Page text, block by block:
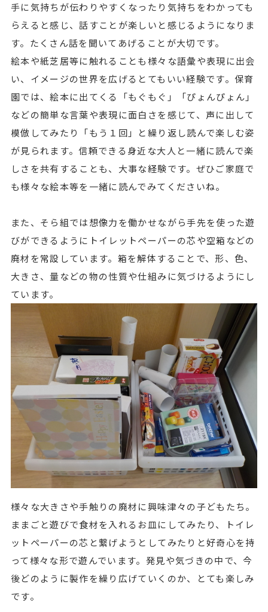
手に気持ちが伝わりやすくなったり気持ちをわかっても
らえると感じ、話すことが楽しいと感じるようになりま
す。たくさん話を聞いてあげることが大切です。
絵本や紙芝居等に触れることも様々な語彙や表現に出会
い、イメージの世界を広げるとてもいい経験です。保育
園では、絵本に出てくる「もぐもぐ」「ぴょんぴょん」
などの簡単な言葉や表現に面白さを感じて、声に出して
模倣してみたり「もう１回」と繰り返し読んで楽しむ姿
が見られます。信頼できる身近な大人と一緒に読んで楽
しさを共有することも、大事な経験です。ぜひご家庭で
も様々な絵本等を一緒に読んでみてくださいね。
また、そら組では想像力を働かせながら手先を使った遊
びができるようにトイレットペーパーの芯や空箱などの
廃材を常設しています。箱を解体することで、形、色、
大きさ、量などの物の性質や仕組みに気づけるようにし
ています。
様々な大きさや手触りの廃材に興味津々の子どもたち。
ままごと遊びで食材を入れるお皿にしてみたり、トイレ
ットペーパーの芯と繋げようとしてみたりと好奇心を持
って様々な形で遊んでいます。発見や気づきの中で、今
後どのように製作を繰り広げていくのか、とても楽しみ
です。